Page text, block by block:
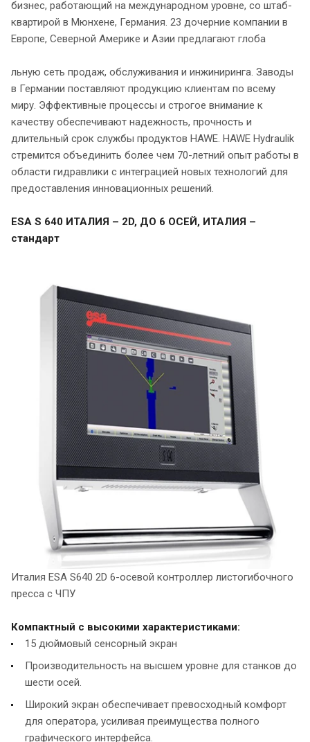
бизнес, работающий на международном уровне, со штаб-
квартирой в Мюнхене, Германия. 23 дочерние компании в
Европе, Северной Америке и Азии предлагают глоба
льную сеть продаж, обслуживания и инжиниринга. Заводы
в Германии поставляют продукцию клиентам по всему
миру. Эффективные процессы и строгое внимание к
качеству обеспечивают надежность, прочность и
длительный срок службы продуктов HAWE. HAWE Hydraulik
стремится объединить более чем 70-летний опыт работы в
области гидравлики с интеграцией новых технологий для
предоставления инновационных решений.
ESA S 640 ИТАЛИЯ – 2D, ДО 6 ОСЕЙ, ИТАЛИЯ –
стандарт
Италия ESA S640 2D 6-осевой контроллер листогибочного
пресса с ЧПУ
Компактный с высокими характеристиками:
15 дюймовый сенсорный экран
Производительность на высшем уровне для станков до
шести осей.
Широкий экран обеспечивает превосходный комфорт
для оператора, усиливая преимущества полного
графического интерфейса.